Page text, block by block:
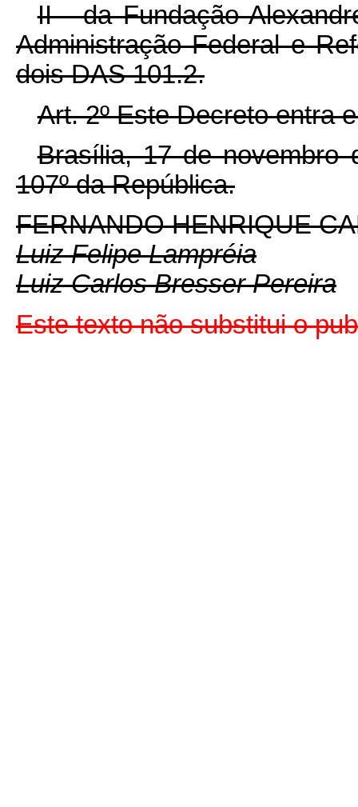
II - da Fundação
Administração Federal e
dois DAS 101.2.
Art. 2º Este Decreto entra
Brasília, 17 de novembro
107º da República.
FERNANDO HENRIQUE
Luiz Felipe Lampréia
Luiz Carlos Bresser Pereira
Este texto não substitui o